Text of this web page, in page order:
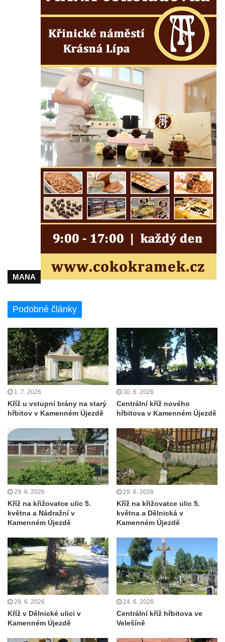
Centrální kříž hřbitova v Krásné u Pěnčína
Boží muka v zámeckém parku Dolního
zámku v Teplicích nad Metují
Kříž na náměstí Aloise Jiráska v Teplicích
nad Metují
Kříž před kostelem Panny Marie Pomocné v
Teplicích nad Metují
Kříž na hřbitově v Teplicích nad Metují
Boží muka nad pramenem U svatého
Antoníčka v Teplicích nad Metují
Kříž u kostela Nanebevzetí Panny Marie v
Polici nad Metují
Machovský kříž v Broumovských stěnách
Kříž u domu čp. 113 na Vlčí Hoře
Kříž pod domem čp. 177 na Vlčí Hoře
Kříž u domu čp. 128 na Vlčí Hoře
Velkém Šenově
Kříž naproti domu čp. 23 v ulici Salmovská
ve Velkém Šenově
Kříž u kostela svatého Jana Křtitele v
Teplicích
Údajný kříž u silnice č. 15 západně od
Kříž u silnice č. 15 západně od Želkovic
Kříž u silnice č. 15 jižně od Šepetel
Kříž západně od domu čp. 85 v ulici Na
Vilouni v Třebívlicích
Lučanech nad Nisou
Centrální kříž hřbitova Šumburk nad
Desnou v Tanvaldu
Kříž u kostela svatého Františka z Assisi v
Tanvaldu
Kříž u kostela svatého Jana Nepomuckého
Kříž u domu čp. 39 v Rybništi
Kříž u domu čp. 2 v Rybništi
MANA
Podobné články
1. 7. 2026
Kříž u vstupní brány na starý
hřbitov v Kamenném Újezdě
30. 6. 2026
Centrální kříž nového
hřbitova v Kamenném Újezdě
29. 6. 2026
Kříž na křižovatce ulic 5.
května a Nádražní v
Kamenném Újezdě
29. 6. 2026
Kříž na křižovatce ulic 5.
května a Dělnická v
Kamenném Újezdě
29. 6. 2026
Kříž v Dělnické ulici v
Kamenném Újezdě
24. 6. 2026
Centrální kříž hřbitova ve
Velešíně